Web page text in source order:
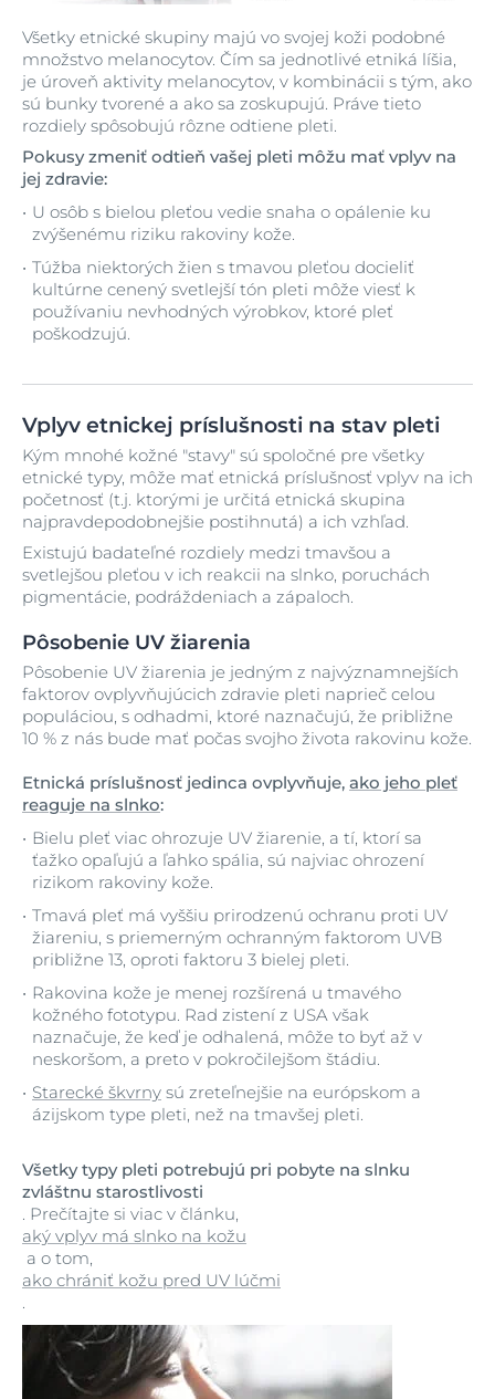
Všetky etnické skupiny majú vo svojej koži podobné
množstvo melanocytov. Čím sa jednotlivé etniká líšia,
je úroveň aktivity melanocytov, v kombinácii s tým, ako
sú bunky tvorené a ako sa zoskupujú. Práve tieto
rozdiely spôsobujú rôzne odtiene pleti.
Pokusy zmeniť odtieň vašej pleti môžu mať vplyv na
jej zdravie:
U osôb s bielou pleťou vedie snaha o opálenie ku
zvýšenému riziku rakoviny kože.
Túžba niektorých žien s tmavou pleťou docieliť
kultúrne cenený svetlejší tón pleti môže viesť k
používaniu nevhodných výrobkov, ktoré pleť
poškodzujú.
Vplyv etnickej príslušnosti na stav pleti
Kým mnohé kožné "stavy" sú spoločné pre všetky
etnické typy, môže mať etnická príslušnosť vplyv na ich
početnosť (t.j. ktorými je určitá etnická skupina
najpravdepodobnejšie postihnutá) a ich vzhľad.
Existujú badateľné rozdiely medzi tmavšou a
svetlejšou pleťou v ich reakcii na slnko, poruchách
pigmentácie, podráždeniach a zápaloch.
Pôsobenie UV žiarenia
Pôsobenie UV žiarenia je jedným z najvýznamnejších
faktorov ovplyvňujúcich zdravie pleti naprieč celou
populáciou, s odhadmi, ktoré naznačujú, že približne
10 % z nás bude mať počas svojho života rakovinu kože.
Etnická príslušnosť jedinca ovplyvňuje, ako jeho pleť
reaguje na slnko:
Bielu pleť viac ohrozuje UV žiarenie, a tí, ktorí sa
ťažko opaľujú a ľahko spália, sú najviac ohrození
rizikom rakoviny kože.
Tmavá pleť má vyššiu prirodzenú ochranu proti UV
žiareniu, s priemerným ochranným faktorom UVB
približne 13, oproti faktoru 3 bielej pleti.
Rakovina kože je menej rozšírená u tmavého
kožného fototypu. Rad zistení z USA však
naznačuje, že keď je odhalená, môže to byť až v
neskoršom, a preto v pokročilejšom štádiu.
Starecké škvrny sú zreteľnejšie na európskom a
ázijskom type pleti, než na tmavšej pleti.
Všetky typy pleti potrebujú pri pobyte na slnku
zvláštnu starostlivosti
. Prečítajte si viac v článku,
aký vplyv má slnko na kožu
a o tom,
ako chrániť kožu pred UV lúčmi